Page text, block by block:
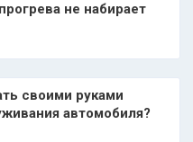
не набирает
своими руками
автомобиля?